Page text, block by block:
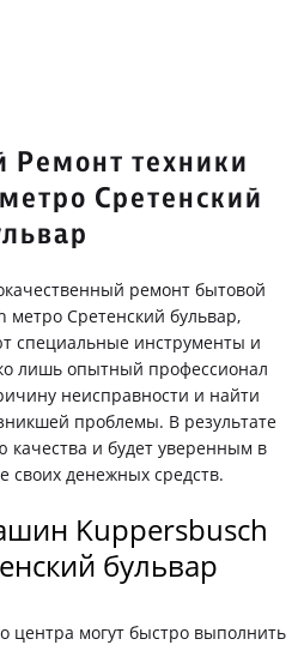
Ремонт техники
Сретенский
ремонт бытовой
метро Сретенский бульвар,
специальные инструменты и
лишь опытный профессионал
неисправности и найти
проблемы. В результате
качества и будет уверенным в
своих денежных средств.
Kuppersbusch
бульвар
центра могут быстро выполнить